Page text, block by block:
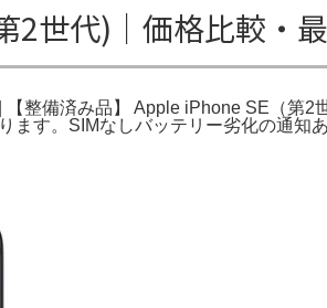
2世代)｜価格比較・
整備済み品】 Apple iPhone SE（第
す。SIMなしバッテリー劣化の通